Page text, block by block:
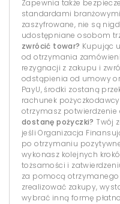
Zapewnia także
standardami
zaszyfrowane, nie są
udostępniane osobom
zwrócić towar? Kupując
od otrzymania
rezygnacji z zakupu i
odstąpienia od umowy
PayU, środki zostaną
rachunek
otrzymasz potwierdzenie
dostanę pożyczki? Twój
jeśli Organizacja
po otrzymaniu
wykonasz kolejnych
tożsamości i
za pomocą otrzymanego
zrealizować zakupy,
wybrać inną formę